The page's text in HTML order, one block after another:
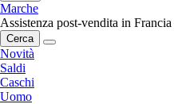
Marche
Assistenza post-vendita in Francia
Cerca
Novità
Saldi
Caschi
Uomo